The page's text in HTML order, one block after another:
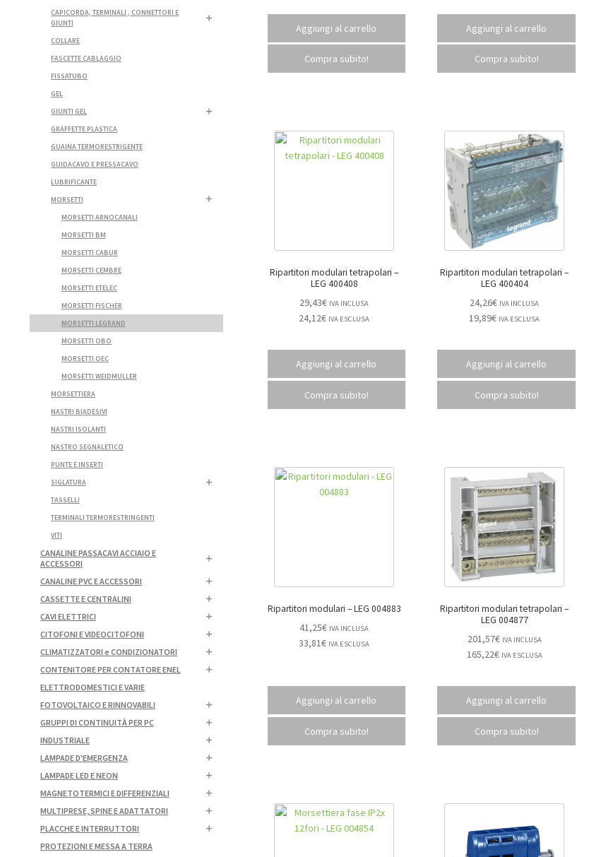
Aggiungi al carrello
Compra subito!
Aggiungi al carrello
Compra subito!
Ripartitori modulari tetrapolari –
LEG 400408
29,43€ IVA INCLUSA
24,12€ IVA ESCLUSA
Aggiungi al carrello
Compra subito!
Ripartitori modulari tetrapolari –
LEG 400404
24,26€ IVA INCLUSA
19,89€ IVA ESCLUSA
Aggiungi al carrello
Compra subito!
Ripartitori modulari – LEG 004883
41,25€ IVA INCLUSA
33,81€ IVA ESCLUSA
Aggiungi al carrello
Compra subito!
Ripartitori modulari tetrapolari –
LEG 004877
201,57€ IVA INCLUSA
165,22€ IVA ESCLUSA
Aggiungi al carrello
Compra subito!
CAPICORDA, TERMINALI , CONNETTORI E
GIUNTI
COLLARE
FASCETTE CABLAGGIO
FISSATUBO
GEL
GIUNTI GEL
GRAFFETTE PLASTICA
GUAINA TERMORESTRIGENTE
GUIDACAVO E PRESSACAVO
LUBRIFICANTE
MORSETTI
MORSETTI ARNOCANALI
MORSETTI BM
MORSETTI CABUR
MORSETTI CEMBRE
MORSETTI ETELEC
MORSETTI FISCHER
MORSETTI LEGRAND
MORSETTI OBO
MORSETTI OEC
MORSETTI WEIDMULLER
MORSETTIERA
NASTRI BIADESIVI
NASTRI ISOLANTI
NASTRO SEGNALETICO
PUNTE E INSERTI
SIGLATURA
TASSELLI
TERMINALI TERMORESTRINGENTI
VITI
CANALINE PASSACAVI ACCIAIO E
ACCESSORI
CANALINE PVC E ACCESSORI
CASSETTE E CENTRALINI
CAVI ELETTRICI
CITOFONI E VIDEOCITOFONI
CLIMATIZZATORI e CONDIZIONATORI
CONTENITORE PER CONTATORE ENEL
ELETTRODOMESTICI E VARIE
FOTOVOLTAICO E RINNOVABILI
GRUPPI DI CONTINUITÀ PER PC
INDUSTRIALE
LAMPADE D'EMERGENZA
LAMPADE LED E NEON
MAGNETOTERMICI E DIFFERENZIALI
MULTIPRESE, SPINE E ADATTATORI
PLACCHE E INTERRUTTORI
PROTEZIONI E MESSA A TERRA